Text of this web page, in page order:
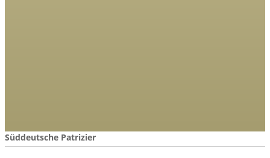
Süddeutsche Patrizier